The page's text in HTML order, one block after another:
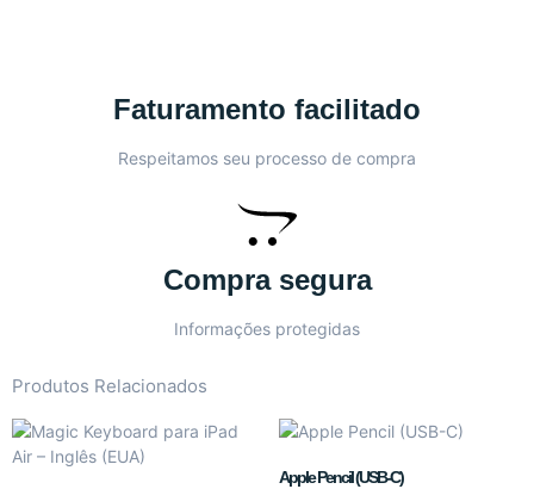
Faturamento facilitado
Respeitamos seu processo de compra
Compra segura
Informações protegidas
Produtos Relacionados
Apple Pencil (USB-C)